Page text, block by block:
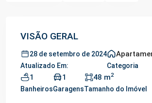
VISÃO GERAL
28 de setembro de 2024
Atualizado Em:
Categoria
1
Banheiros
1
Garagens
48 m2
Tamanho do Imóvel